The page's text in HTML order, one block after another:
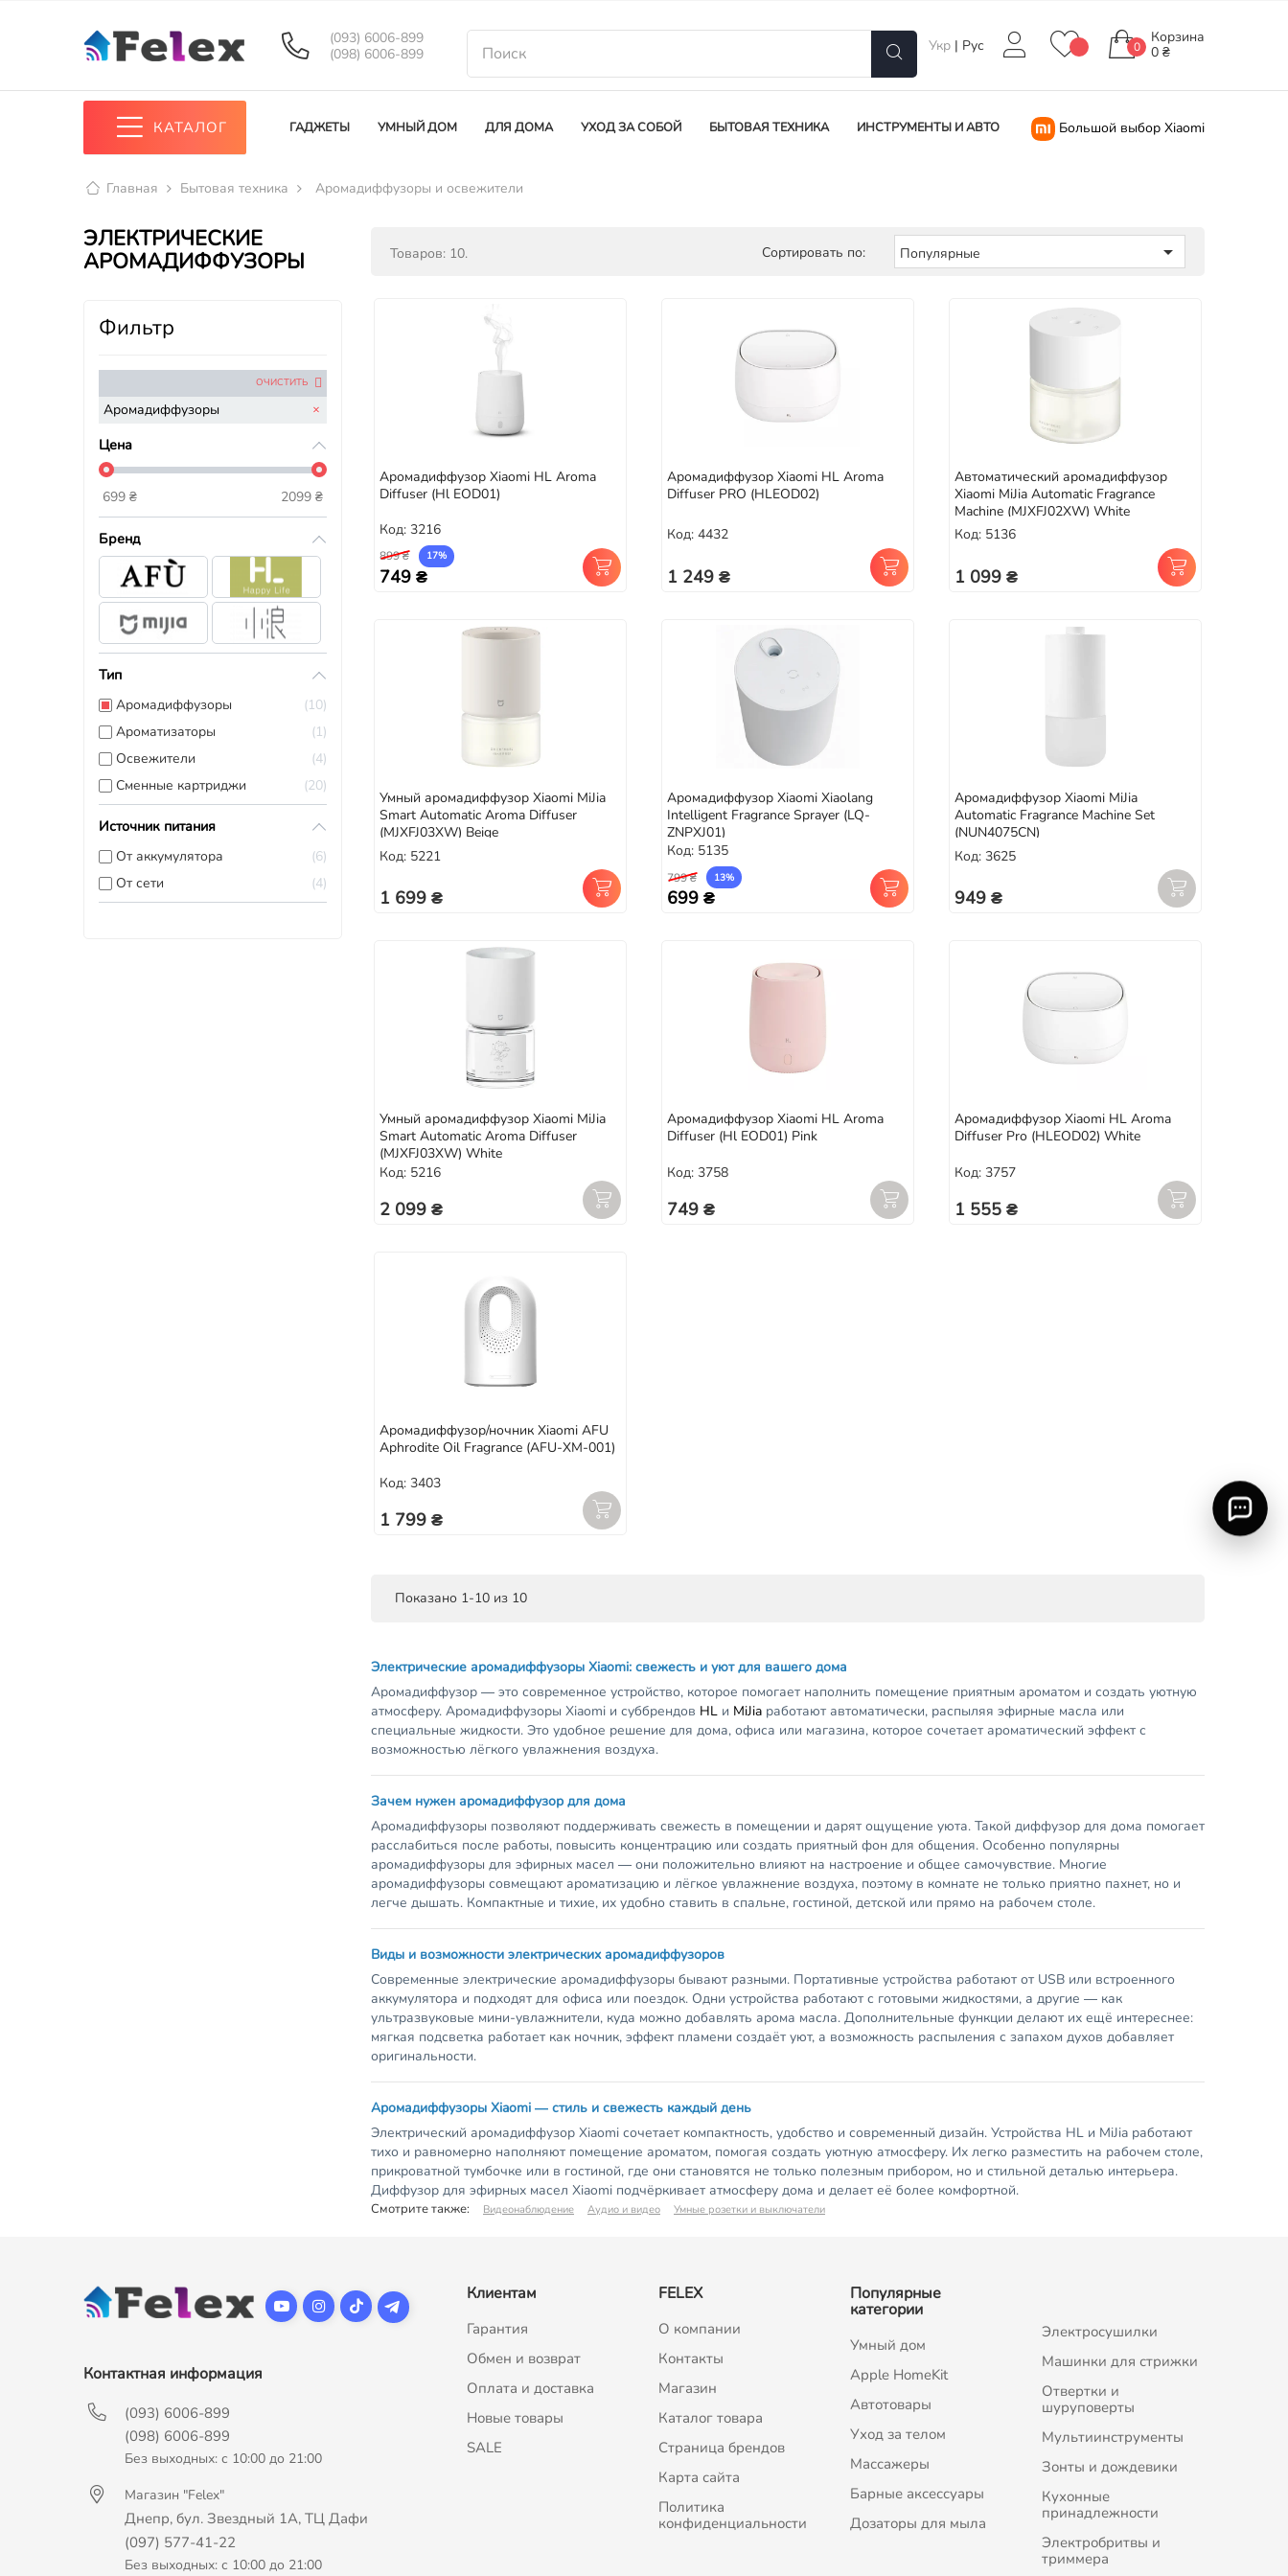
(093) 6006-899
(098) 6006-899
Укр | Рус 0
Корзина
0 ₴
КАТАЛОГ ГАДЖЕТЫ УМНЫЙ ДОМ ДЛЯ ДОМА УХОД ЗА СОБОЙ БЫТОВАЯ ТЕХНИКА ИНСТРУМЕНТЫ И АВТО Большой выбор Xiaomi
Главная Бытовая техника Аромадиффузоры и освежители
ЭЛЕКТРИЧЕСКИЕ
АРОМАДИФФУЗОРЫ
Фильтр
ОЧИСТИТЬ
Аромадиффузоры
Цена
699 ₴ 2099 ₴
Бренд
Тип
Аромадиффузоры
10
Ароматизаторы
1
Освежители
4
Сменные картриджи
20
Источник питания
От аккумулятора
6
От сети
4
Товаров: 10. Сортировать по: Популярные 
Аромадиффузор Xiaomi HL Aroma
Diffuser (Hl EOD01)
Код: 3216
899 ₴ 17%
749 ₴
Аромадиффузор Xiaomi HL Aroma
Diffuser PRO (HLEOD02)
Код: 4432
1 249 ₴
Автоматический аромадиффузор
Xiaomi MiJia Automatic Fragrance
Machine (MJXFJ02XW) White
Код: 5136
1 099 ₴
Умный аромадиффузор Xiaomi MiJia
Smart Automatic Aroma Diffuser
(MJXFJ03XW) Beige
Код: 5221
1 699 ₴
Аромадиффузор Xiaomi Xiaolang
Intelligent Fragrance Sprayer (LQ-
ZNPXJ01)
Код: 5135
799 ₴ 13%
699 ₴
Аромадиффузор Xiaomi MiJia
Automatic Fragrance Machine Set
(NUN4075CN)
Код: 3625
949 ₴
Умный аромадиффузор Xiaomi MiJia
Smart Automatic Aroma Diffuser
(MJXFJ03XW) White
Код: 5216
2 099 ₴
Аромадиффузор Xiaomi HL Aroma
Diffuser (Hl EOD01) Pink
Код: 3758
749 ₴
Аромадиффузор Xiaomi HL Aroma
Diffuser Pro (HLEOD02) White
Код: 3757
1 555 ₴
Аромадиффузор/ночник Xiaomi AFU
Aphrodite Oil Fragrance (AFU-XM-001)
Код: 3403
1 799 ₴
Показано 1-10 из 10
Электрические аромадиффузоры Xiaomi: свежесть и уют для вашего дома
Аромадиффузор — это современное устройство, которое помогает наполнить помещение приятным ароматом и создать уютную
атмосферу. Аромадиффузоры Xiaomi и суббрендов HL и MiJia работают автоматически, распыляя эфирные масла или
специальные жидкости. Это удобное решение для дома, офиса или магазина, которое сочетает ароматический эффект с
возможностью лёгкого увлажнения воздуха.
Зачем нужен аромадиффузор для дома
Аромадиффузоры позволяют поддерживать свежесть в помещении и дарят ощущение уюта. Такой диффузор для дома помогает
расслабиться после работы, повысить концентрацию или создать приятный фон для общения. Особенно популярны
аромадиффузоры для эфирных масел — они положительно влияют на настроение и общее самочувствие. Многие
аромадиффузоры совмещают ароматизацию и лёгкое увлажнение воздуха, поэтому в комнате не только приятно пахнет, но и
легче дышать. Компактные и тихие, их удобно ставить в спальне, гостиной, детской или прямо на рабочем столе.
Виды и возможности электрических аромадиффузоров
Современные электрические аромадиффузоры бывают разными. Портативные устройства работают от USB или встроенного
аккумулятора и подходят для офиса или поездок. Одни устройства работают с готовыми жидкостями, а другие — как
ультразвуковые мини-увлажнители, куда можно добавлять арома масла. Дополнительные функции делают их ещё интереснее:
мягкая подсветка работает как ночник, эффект пламени создаёт уют, а возможность распыления с запахом духов добавляет
оригинальности.
Аромадиффузоры Xiaomi — стиль и свежесть каждый день
Электрический аромадиффузор Xiaomi сочетает компактность, удобство и современный дизайн. Устройства HL и MiJia работают
тихо и равномерно наполняют помещение ароматом, помогая создать уютную атмосферу. Их легко разместить на рабочем столе,
прикроватной тумбочке или в гостиной, где они становятся не только полезным прибором, но и стильной деталью интерьера.
Диффузор для эфирных масел Xiaomi подчёркивает атмосферу дома и делает её более комфортной.
Смотрите также: Видеонаблюдение Аудио и видео Умные розетки и выключатели
Контактная информация
(093) 6006-899
(098) 6006-899
Без выходных: с 10:00 до 21:00
Магазин "Felex"
Днепр, бул. Звездный 1А, ТЦ Дафи
(097) 577-41-22
Без выходных: с 10:00 до 21:00
Клиентам
Гарантия
Обмен и возврат
Оплата и доставка
Новые товары
SALE
FELEX
О компании
Контакты
Магазин
Каталог товара
Страница брендов
Карта сайта
Политика
конфиденциальности
Популярные
категории
Умный дом
Apple HomeKit
Автотовары
Уход за телом
Массажеры
Барные аксессуары
Дозаторы для мыла
Электросушилки
Машинки для стрижки
Отвертки и
шуруповерты
Мультиинструменты
Зонты и дождевики
Кухонные
принадлежности
Электробритвы и
триммера